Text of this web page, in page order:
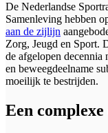
De Nederlandse
Samenleving hebben
aan de zijlijn
Zorg, Jeugd en Sport.
de afgelopen
en beweegdeelname
moeilijk te bestrijden.
Een complexe